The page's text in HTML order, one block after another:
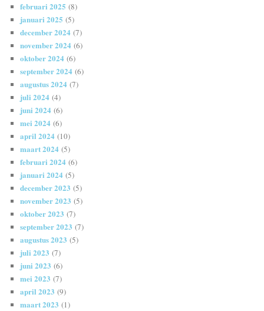
februari 2025 (8)
januari 2025 (5)
december 2024 (7)
november 2024 (6)
oktober 2024 (6)
september 2024 (6)
augustus 2024 (7)
juli 2024 (4)
juni 2024 (6)
mei 2024 (6)
april 2024 (10)
maart 2024 (5)
februari 2024 (6)
januari 2024 (5)
december 2023 (5)
november 2023 (5)
oktober 2023 (7)
september 2023 (7)
augustus 2023 (5)
juli 2023 (7)
juni 2023 (6)
mei 2023 (7)
april 2023 (9)
maart 2023 (1)